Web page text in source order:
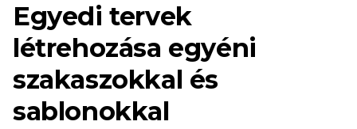
Egyedi tervek
létrehozása egyéni
szakaszokkal és
sablonokkal